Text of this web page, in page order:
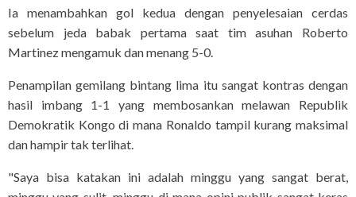
Ia menambahkan gol kedua dengan penyelesaian cerdas
sebelum jeda babak pertama saat tim asuhan Roberto
Martinez mengamuk dan menang 5-0.
Penampilan gemilang bintang lima itu sangat kontras dengan
hasil imbang 1-1 yang membosankan melawan Republik
Demokratik Kongo di mana Ronaldo tampil kurang maksimal
dan hampir tak terlihat.
"Saya bisa katakan ini adalah minggu yang sangat berat,